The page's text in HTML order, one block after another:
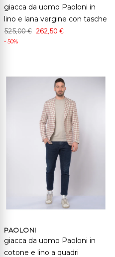
giacca da uomo Paoloni in
lino e lana vergine con tasche
525,00 € 262,50 €
- 50%
PAOLONI
giacca da uomo Paoloni in
cotone e lino a quadri